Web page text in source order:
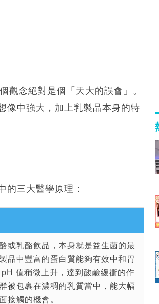
觀念絕對是個「天大的誤會」。
像中強大，加上乳製品本身的特
的三大醫學原理：
或乳酪飲品，本身就是益生菌的最
品中豐富的蛋白質能夠有效中和胃
值稍微上升，達到酸鹼緩衝的作
被包裹在濃稠的乳質當中，能大幅
接觸的機會。